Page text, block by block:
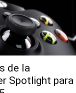
de la
Spotlight para